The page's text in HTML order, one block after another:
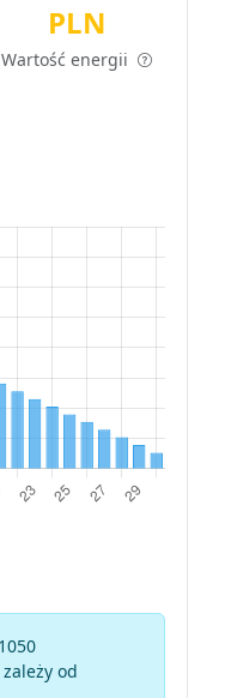
PLN
Wartość energii
od